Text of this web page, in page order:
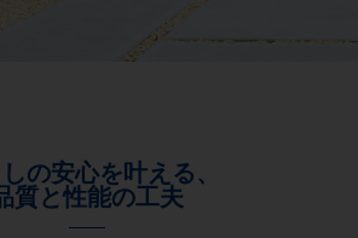
の安心を叶える、
質と性能の工夫